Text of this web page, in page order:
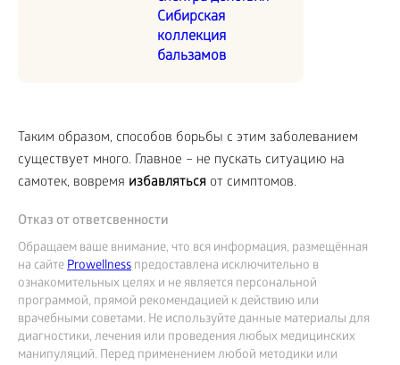
Сибирская
коллекция
бальзамов
Таким образом, способов борьбы с этим заболеванием
существует много. Главное – не пускать ситуацию на
самотек, вовремя избавляться от симптомов.
Отказ от ответсвенности
Обращаем ваше внимание, что вся информация, размещённая
на сайтеProwellness предоставлена исключительно в
ознакомительных целях и не является персональной
программой, прямой рекомендацией к действию или
врачебными советами. Не используйте данные материалы для
диагностики, лечения или проведения любых медицинских
манипуляций. Перед применением любой методики или